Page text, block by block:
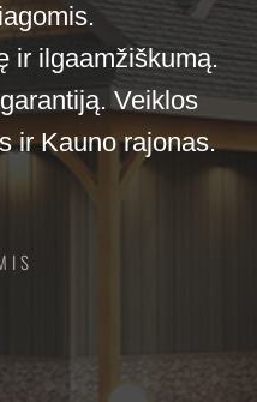
ir ilgaamžiškumą.
Veiklos
ir Kauno rajonas.